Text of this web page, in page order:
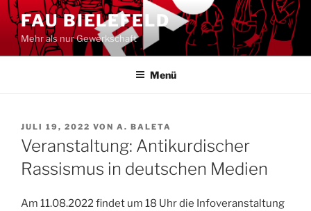
Zum
Inhalt
springen
FAU BIELEFELD
Mehr als nur Gewerkschaft
Menü
VERÖFFENTLICHT
AM
JULI 19, 2022 VON A. BALETA
Veranstaltung: Antikurdischer
Rassismus in deutschen Medien
Am 11.08.2022 findet um 18 Uhr die Infoveranstaltung